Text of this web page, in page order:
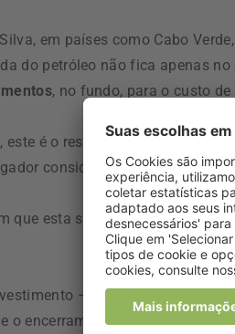
em países como Cabo
do petróleo não fica apenas
, no fundo, para o custo de
é o resultado da
considera serfruto do
que esta situação acontece
– tanto dos Estados,
o encerramento da Agência dos